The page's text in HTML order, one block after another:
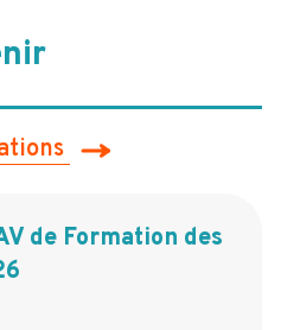
de Formation des